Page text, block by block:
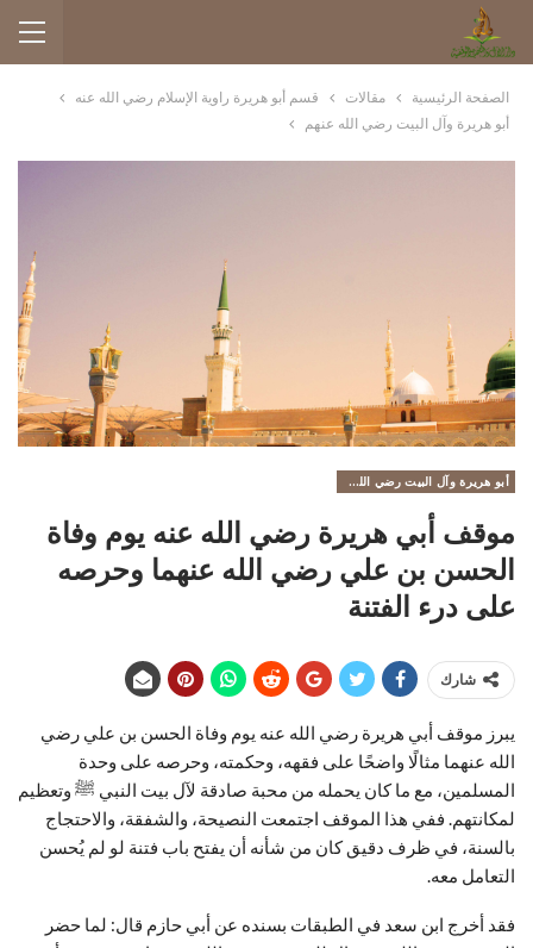
الصفحة الرئيسية مقالات
قسم أبو هريرة راوية الإسلام رضي الله عنه
أبو هريرة وآل البيت رضي الله عنهم
أبو هريرة وآل البيت رضي الله عنهم
موقف أبي هريرة رضي الله عنه يوم وفاة
الحسن بن علي رضي الله عنهما وحرصه
على درء الفتنة
شارك
يبرز موقف أبي هريرة رضي الله عنه يوم وفاة الحسن بن علي رضي
الله عنهما مثالًا واضحًا على فقهه، وحكمته، وحرصه على وحدة
المسلمين، مع ما كان يحمله من محبة صادقة لآل بيت النبي ﷺ وتعظيم
لمكانتهم. ففي هذا الموقف اجتمعت النصيحة، والشفقة، والاحتجاج
بالسنة، في ظرف دقيق كان من شأنه أن يفتح باب فتنة لو لم يُحسن
التعامل معه.
فقد أخرج ابن سعد في الطبقات بسنده عن أبي حازم قال: لما حضر